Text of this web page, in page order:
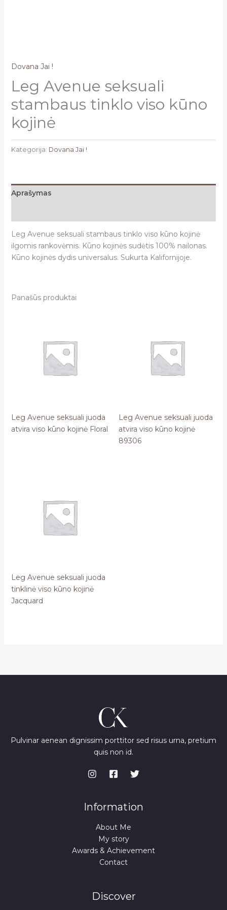
Dovana Jai !
Leg Avenue seksuali
stambaus tinklo viso kūno
kojinė
Kategorija: Dovana Jai !
Aprašymas
Leg Avenue seksuali stambaus tinklo viso kūno kojinė
ilgomis rankovėmis. Kūno kojinės sudėtis 100% nailonas.
Kūno kojinės dydis universalus. Sukurta Kalifornijoje.
Panašūs produktai
Leg Avenue seksuali juoda
atvira viso kūno kojinė Floral
Leg Avenue seksuali juoda
atvira viso kūno kojinė
89306
Leg Avenue seksuali juoda
tinklinė viso kūno kojinė
Jacquard
Pulvinar aenean dignissim porttitor sed risus urna, pretium
quis non id.
Information
About Me
My story
Awards & Achievement
Contact
Discover